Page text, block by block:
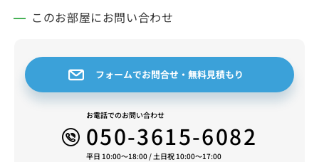
このお部屋にお問い合わせ
フォームでお問合せ・無料見積もり
お電話でのお問い合わせ
050-3615-6082
平日 10:00～18:00 / 土日祝 10:00～17:00